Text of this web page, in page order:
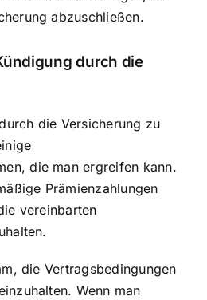
abzuschließen.
durch die
die Versicherung zu
die man ergreifen kann.
Prämienzahlungen
vereinbarten
die Vertragsbedingungen
Wenn man